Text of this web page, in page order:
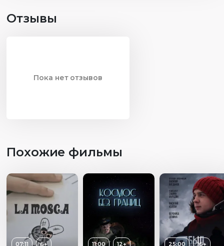
Отзывы
Пока нет отзывов
Похожие фильмы
07:11 6+ 11:00 12+ 25:00 16+